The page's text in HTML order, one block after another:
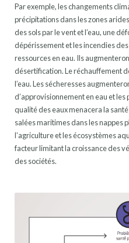
Par exemple, les changements
précipitations dans les zones
des sols par le vent et l’eau, une
dépérissement et les incendies
ressources en eau. Ils
désertification. Le réchauffement
l’eau. Les sécheresses
d’approvisionnement en eau et
qualité des eaux menacera la
salées maritimes dans les nappes
l’agriculture et les écosystèmes
facteur limitant la croissance des
des sociétés.